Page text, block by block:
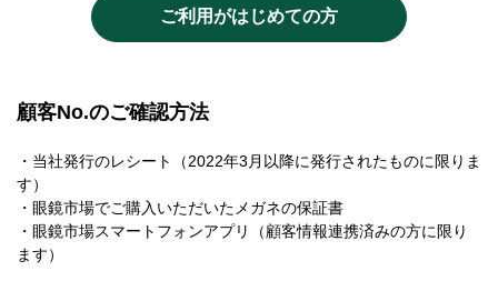
ご利用がはじめての方
顧客No.のご確認方法
・当社発行のレシート（2022年3月以降に発行されたものに限りま
す）
・眼鏡市場でご購入いただいたメガネの保証書
・眼鏡市場スマートフォンアプリ（顧客情報連携済みの方に限り
ます）